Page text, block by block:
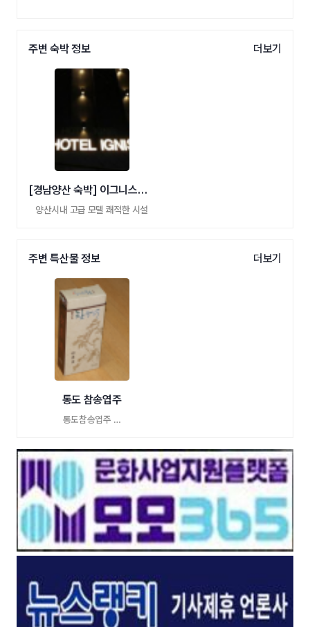
주변 숙박 정보 더보기
[경남양산 숙박] 이그니스호텔
양산시내 고급 모텔 쾌적한 시설
주변 특산물 정보 더보기
통도 참송엽주
통도참송엽주 …